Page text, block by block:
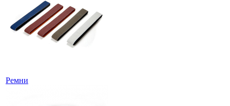
Ремни